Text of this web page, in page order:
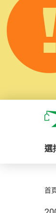
消
選
首